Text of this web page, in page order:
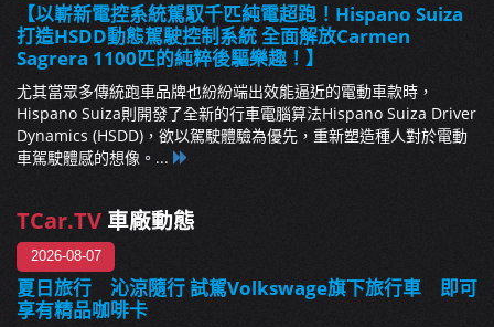
【以嶄新電控系統駕馭千匹純電超跑！Hispano Suiza
打造HSDD動態駕駛控制系統 全面解放Carmen
Sagrera 1100匹的純粹後驅樂趣！】
尤其當眾多傳統跑車品牌也紛紛端出效能逼近的電動車款時，
Hispano Suiza則開發了全新的行車電腦算法Hispano Suiza Driver
Dynamics (HSDD)，欲以駕駛體驗為優先，重新塑造種人對於電動
車駕駛體感的想像。...
TCar.TV 車廠動態
2026-08-07
夏日旅行 沁涼隨行 試駕Volkswage旗下旅行車 即可
享有精品咖啡卡